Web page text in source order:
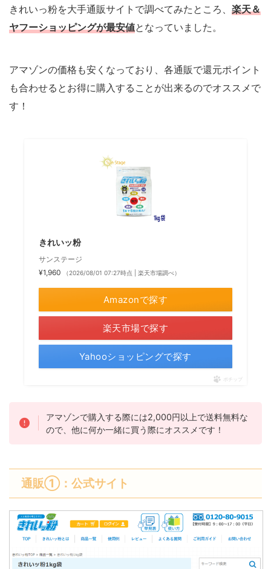
きれいっ粉を大手通販サイトで調べてみたところ、 楽天＆
ヤフーショッピングが最安値となっていました。
アマゾンの価格も安くなっており、各通販で還元ポイント
も合わせるとお得に購入することが出来るのでオススメで
す！
きれいッ粉
サンステージ
¥1,960
（2026/08/01 07:27時点 | 楽天市場調べ）
Amazonで探す
楽天市場で探す
Yahooショッピングで探す
ポチップ
アマゾンで購入する際には2,000円以上で送料無料な
ので、他に何か一緒に買う際にオススメです！
通販①：公式サイト